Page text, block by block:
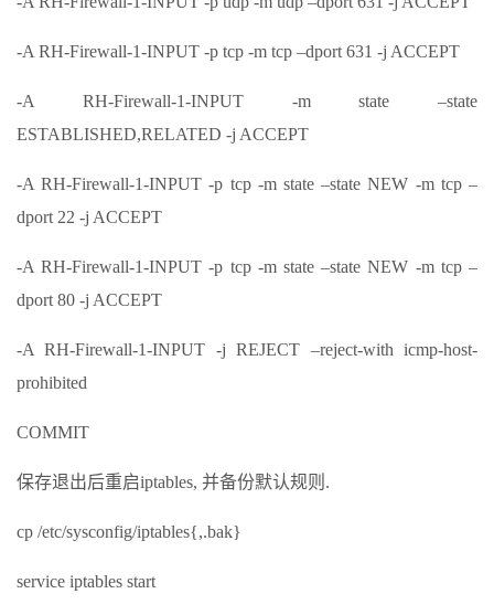
-A RH-Firewall-1-INPUT -p tcp -m tcp –dport 631 -j ACCEPT
-A RH-Firewall-1-INPUT -m state –state
ESTABLISHED,RELATED -j ACCEPT
-A RH-Firewall-1-INPUT -p tcp -m state –state NEW -m tcp –
dport 22 -j ACCEPT
-A RH-Firewall-1-INPUT -p tcp -m state –state NEW -m tcp –
dport 80 -j ACCEPT
-A RH-Firewall-1-INPUT -j REJECT –reject-with icmp-host-
prohibited
COMMIT
保存退出后重启iptables, 并备份默认规则.
cp /etc/sysconfig/iptables{,.bak}
service iptables start